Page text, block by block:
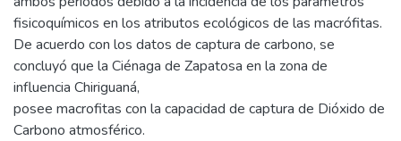
fisicoquímicos en los atributos ecológicos de las macrófitas.
De acuerdo con los datos de captura de carbono, se
concluyó que la Ciénaga de Zapatosa en la zona de
influencia Chiriguaná,
posee macrofitas con la capacidad de captura de Dióxido de
Carbono atmosférico.